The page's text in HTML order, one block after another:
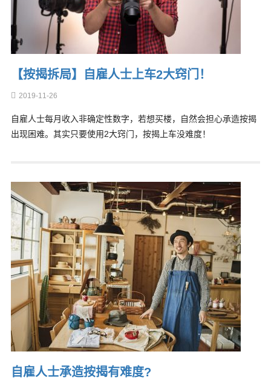
【按揭拆局】自雇人士上车2大窍门！
2019-11-26
自雇人士每月收入非确定性数字，若想买楼，自然会担心承造按揭
出现困难。其实只要使用2大窍门，按揭上车没难度！
自雇人士承造按揭有难度?